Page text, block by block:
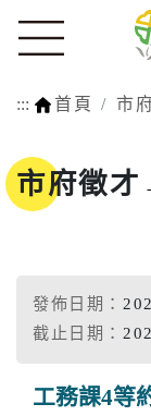
::: 首頁 市
市府徵才
發佈日期：
截止日期：
工務課4等